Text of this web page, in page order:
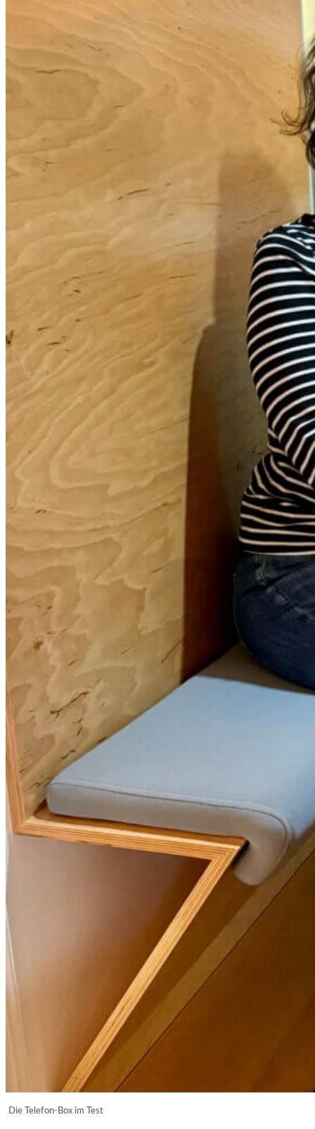
Die Telefon-Box im Test